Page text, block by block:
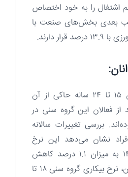
اشتغال را به خود اختصاص
بعدی بخش‌های صنعت با
نرخ بیکاری جوانان ۱۵ تا ۲۴ ساله حاکی از آن
۲۰.۱ درصد از فعالان این گروه سنی در
بوده‌اند. بررسی تغییرات سالانه
نشان می‌دهد این نرخ
نسبت به سال ۱۴۰۲ به میزان ۱.۱ درصد کاهش
یافته است. همچنین، نرخ بیکاری گروه سنی ۱۸ تا